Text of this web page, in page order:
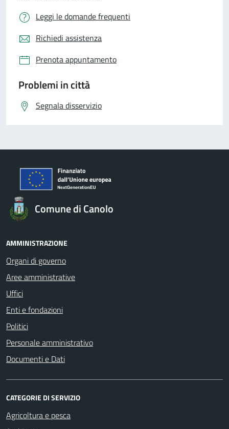
Leggi le domande frequenti
Richiedi assistenza
Prenota appuntamento
Problemi in città
Segnala disservizio
Comune di Canolo
AMMINISTRAZIONE
Organi di governo
Aree amministrative
Uffici
Enti e fondazioni
Politici
Personale amministrativo
Documenti e Dati
CATEGORIE DI SERVIZIO
Agricoltura e pesca